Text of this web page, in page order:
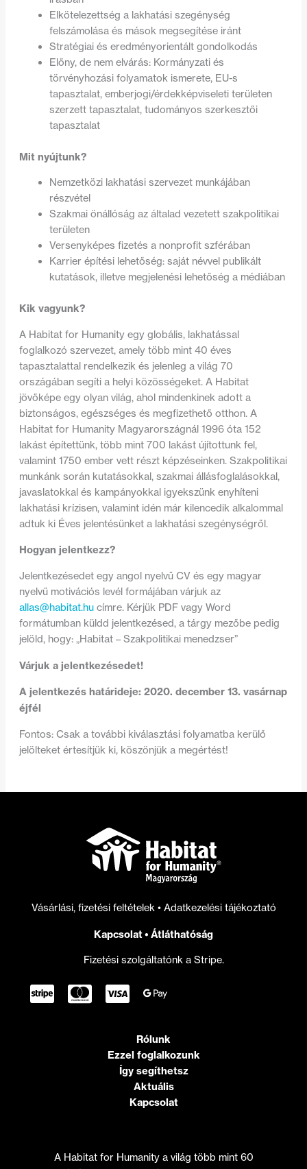
Elkötelezettség a lakhatási szegénység
felszámolása és mások megsegítése iránt
Stratégiai és eredményorientált gondolkodás
Előny, de nem elvárás: Kormányzati és
törvényhozási folyamatok ismerete, EU-s
tapasztalat, emberjogi/érdekképviseleti területen
szerzett tapasztalat, tudományos szerkesztői
tapasztalat
Mit nyújtunk?
Nemzetközi lakhatási szervezet munkájában
részvétel
Szakmai önállóság az általad vezetett szakpolitikai
területen
Versenyképes fizetés a nonprofit szférában
Karrier építési lehetőség: saját névvel publikált
kutatások, illetve megjelenési lehetőség a médiában
Kik vagyunk?
A Habitat for Humanity egy globális, lakhatással
foglalkozó szervezet, amely több mint 40 éves
tapasztalattal rendelkezik és jelenleg a világ 70
országában segíti a helyi közösségeket. A Habitat
jövőképe egy olyan világ, ahol mindenkinek adott a
biztonságos, egészséges és megfizethető otthon. A
Habitat for Humanity Magyarországnál 1996 óta 152
lakást építettünk, több mint 700 lakást újítottunk fel,
valamint 1750 ember vett részt képzéseinken. Szakpolitikai
munkánk során kutatásokkal, szakmai állásfoglalásokkal,
javaslatokkal és kampányokkal igyekszünk enyhíteni
lakhatási krízisen, valamint idén már kilencedik alkalommal
adtuk ki Éves jelentésünket a lakhatási szegénységről.
Hogyan jelentkezz?
Jelentkezésedet egy angol nyelvű CV és egy magyar
nyelvű motivációs levél formájában várjuk az
allas@habitat.hucímre. Kérjük PDF vagy Word
formátumban küldd jelentkezésed, a tárgy mezőbe pedig
jelöld, hogy: „Habitat – Szakpolitikai menedzser”
Várjuk a jelentkezésedet!
A jelentkezés határideje: 2020. december 13. vasárnap
éjfél
Fontos: Csak a további kiválasztási folyamatba kerülő
jelölteket értesítjük ki, köszönjük a megértést!
Vásárlási, fizetési feltételek • Adatkezelési tájékoztató
Kapcsolat• Átláthatóság
Fizetési szolgáltatónk a Stripe.
Rólunk
Ezzel foglalkozunk
Így segíthetsz
Aktuális
Kapcsolat
A Habitat for Humanity a világ több mint 60